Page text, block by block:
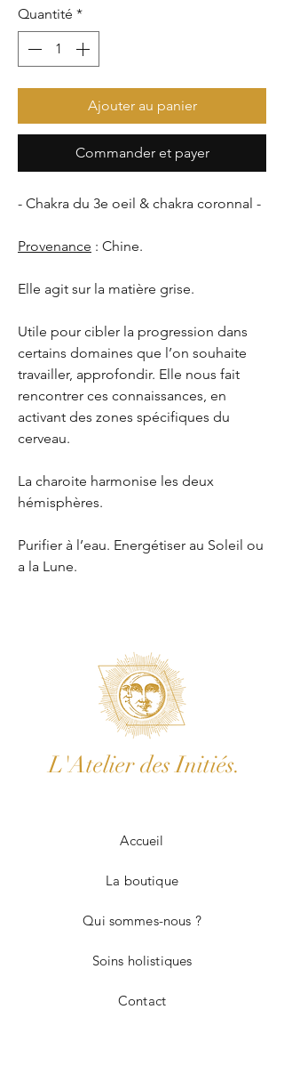
Quantité *
Ajouter au panier
Commander et payer
- Chakra du 3e oeil & chakra coronnal -
Provenance : Chine.
Elle agit sur la matière grise.
Utile pour cibler la progression dans
certains domaines que l’on souhaite
travailler, approfondir. Elle nous fait
rencontrer ces connaissances, en
activant des zones spécifiques du
cerveau.
La charoite harmonise les deux
hémisphères.
Purifier à l’eau. Energétiser au Soleil ou
a la Lune.
L'Atelier des Initiés.
Accueil
La boutique
Qui sommes-nous ?
Soins holistiques
Contact